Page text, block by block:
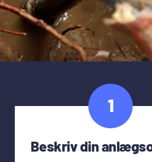
1
Beskriv din